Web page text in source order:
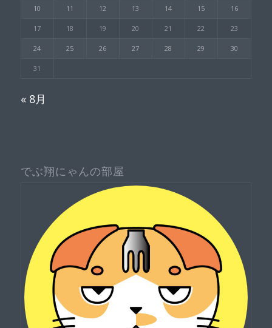
10 11 12 13 14 15 16
17 18 19 20 21 22 23
24 25 26 27 28 29 30
31
« 8月
でぶ翔にゃんの部屋